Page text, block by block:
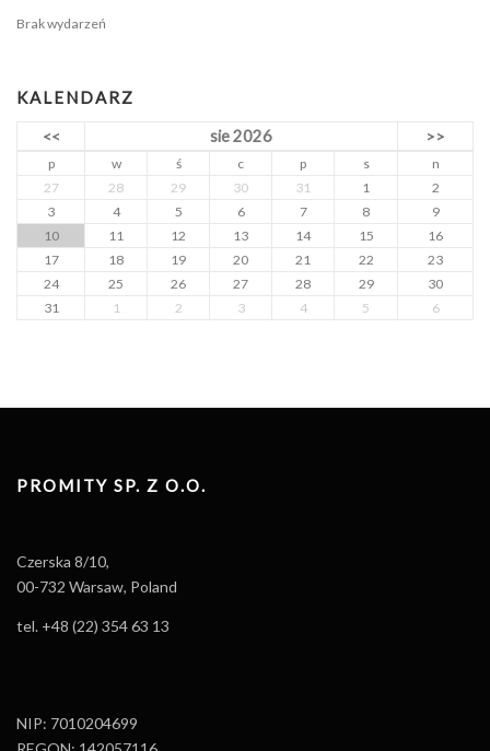
Brak wydarzeń
KALENDARZ
<< sie 2026 >>
p w ś c p s
n
27
28 29 30 31 1
2
3
4 5 6 7 8
9
10
11 12 13 14 15
16
17
18 19 20 21 22
23
24
25 26 27 28 29
30
31
1 2 3 4 5 6
PROMITY SP. Z O.O.
Czerska 8/10,
00-732 Warsaw, Poland
tel. +48 (22) 354 63 13
NIP: 7010204699